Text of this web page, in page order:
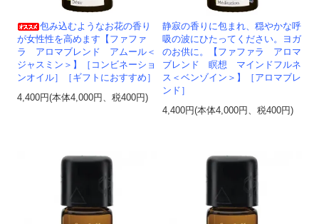
包み込むようなお花の香り
が女性性を高めます【ファファ
ラ アロマブレンド アムール＜
ジャスミン＞】［コンビネーショ
ンオイル］［ギフトにおすすめ］
4,400円(本体4,000円、税400円)
静寂の香りに包まれ、穏やかな呼
吸の波にひたってください。ヨガ
のお供に。【ファファラ アロマ
ブレンド 瞑想 マインドフルネ
ス＜ベンゾイン＞】［アロマブレ
ンド］
4,400円(本体4,000円、税400円)